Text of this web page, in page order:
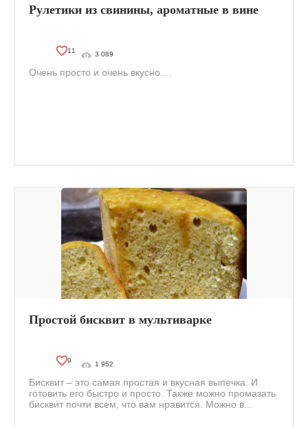
Рулетики из свинины, ароматные в вине
11 3 089
Очень просто и очень вкусно....
Простой бисквит в мультиварке
9 1 952
Бисквит – это самая простая и вкусная выпечка. И
готовить его быстро и просто. Также можно промазать
бисквит почти всем, что вам нравится. Можно в...